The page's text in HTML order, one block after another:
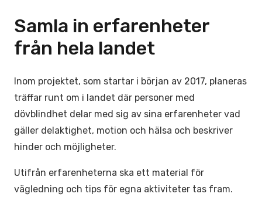
Samla in erfarenheter
från hela landet
Inom projektet, som startar i början av 2017, planeras
träffar runt om i landet där personer med
dövblindhet delar med sig av sina erfarenheter vad
gäller delaktighet, motion och hälsa och beskriver
hinder och möjligheter.
Utifrån erfarenheterna ska ett material för
vägledning och tips för egna aktiviteter tas fram.